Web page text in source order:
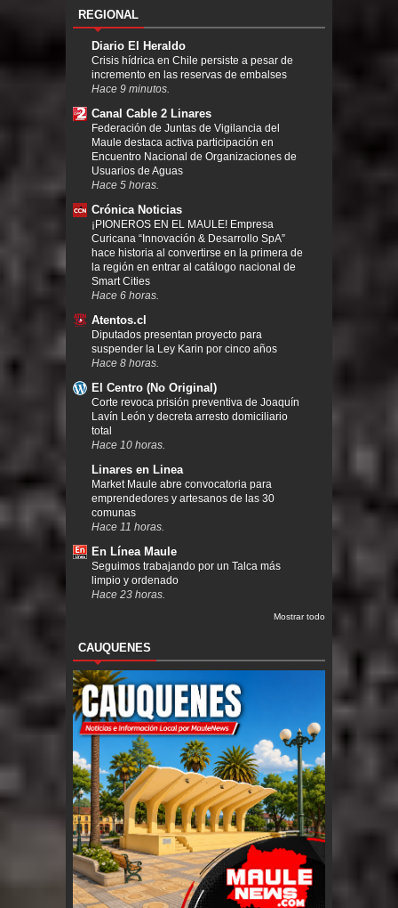
REGIONAL
Diario El Heraldo
Crisis hídrica en Chile persiste a pesar de
incremento en las reservas de embalses
Hace 9 minutos.
Canal Cable 2 Linares
Federación de Juntas de Vigilancia del
Maule destaca activa participación en
Encuentro Nacional de Organizaciones de
Usuarios de Aguas
Hace 5 horas.
Crónica Noticias
¡PIONEROS EN EL MAULE! Empresa
Curicana “Innovación & Desarrollo SpA”
hace historia al convertirse en la primera de
la región en entrar al catálogo nacional de
Smart Cities
Hace 6 horas.
Atentos.cl
Diputados presentan proyecto para
suspender la Ley Karin por cinco años
Hace 8 horas.
El Centro (No Original)
Corte revoca prisión preventiva de Joaquín
Lavín León y decreta arresto domiciliario
total
Hace 10 horas.
Linares en Linea
Market Maule abre convocatoria para
emprendedores y artesanos de las 30
comunas
Hace 11 horas.
En Línea Maule
Seguimos trabajando por un Talca más
limpio y ordenado
Hace 23 horas.
Mostrar todo
CAUQUENES